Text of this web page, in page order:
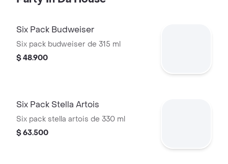
Six Pack Budweiser
Six pack budweiser de 315 ml
$ 48.900
Six Pack Stella Artois
Six pack stella artois de 330 ml
$ 63.500